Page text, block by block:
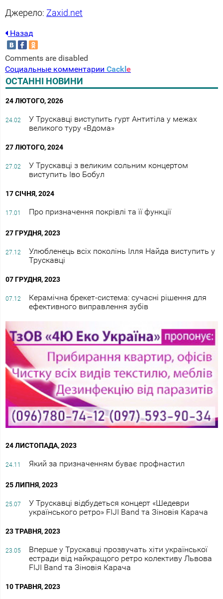
Джерело: Zaxid.net
Назад
Comments are disabled
Социальные комментарии Cackl e
ОСТАННІ НОВИНИ
24 ЛЮТОГО, 2026
24.02
У Трускавці виступить гурт Антитіла у межах
великого туру «Вдома»
27 ЛЮТОГО, 2024
27.02
У Трускавці з великим сольним концертом
виступить Іво Бобул
17 СІЧНЯ, 2024
17.01 Про призначення покрівлі та її функції
27 ГРУДНЯ, 2023
27.12
Улюбленець всіх поколінь Ілля Найда виступить у
Трускавці
07 ГРУДНЯ, 2023
07.12
Керамічна брекет-система: сучасні рішення для
ефективного виправлення зубів
24 ЛИСТОПАДА, 2023
24.11 Який за призначенням буває профнастил
25 ЛИПНЯ, 2023
25.07
У Трускавці відбудеться концерт «Шедеври
українського ретро» FIJI Band та Зіновія Карача
23 ТРАВНЯ, 2023
23.05
Вперше у Трускавці прозвучать хіти української
естради від найкращого ретро колективу Львова
FIJI Band та Зіновія Карача
10 ТРАВНЯ, 2023